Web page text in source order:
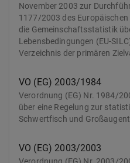
November 2003 zur
1177/2003 des
die Gemeinschaftsstatistik
Lebensbedingungen (EU-
Verzeichnis der primären
VO (EG) 2003/1984
Verordnung (EG) Nr. 1984/
über eine Regelung zur
Schwertfisch und
VO (EG) 2003/2003